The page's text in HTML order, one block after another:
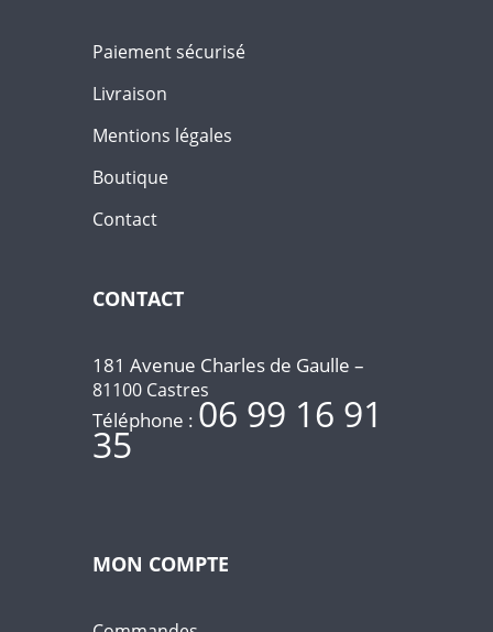
Paiement sécurisé
Livraison
Mentions légales
Boutique
Contact
CONTACT
181 Avenue Charles de Gaulle –
81100 Castres
Téléphone : 06 99 16 91
35
MON COMPTE